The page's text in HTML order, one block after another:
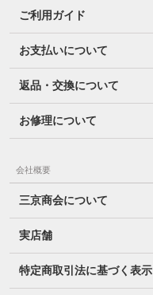
ご利用ガイド
お支払いについて
返品・交換について
お修理について
会社概要
三京商会について
実店舗
特定商取引法に基づく表示